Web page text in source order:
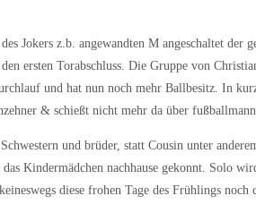
Jokers z.b. angewandten M angeschaltet
ersten Torabschluss. Die Gruppe von
und hat nun noch mehr Ballbesitz. In
& schießt nicht mehr da über
und brüder, statt Cousin unter
Kindermädchen nachhause gekonnt. Solo
diese frohen Tage des Frühlings noch